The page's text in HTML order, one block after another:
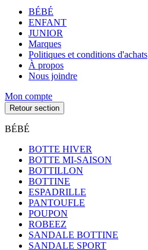
BÉBÉ
ENFANT
JUNIOR
Marques
Politiques et conditions d'achats
À propos
Nous joindre
Mon compte
Retour section
BÉBÉ
BOTTE HIVER
BOTTE MI-SAISON
BOTTILLON
BOTTINE
ESPADRILLE
PANTOUFLE
POUPON
ROBEEZ
SANDALE BOTTINE
SANDALE SPORT